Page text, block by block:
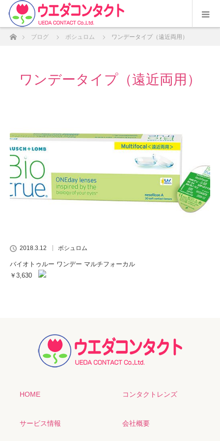
ホームブログ ボシュロム ワンデータイプ（遠近両用）
ワンデータイプ（遠近両用）
2018.3.12 ボシュロム
バイオトゥルー ワンデー マルチフォーカル
￥3,630
HOME コンタクトレンズ
サービス情報 会社概要